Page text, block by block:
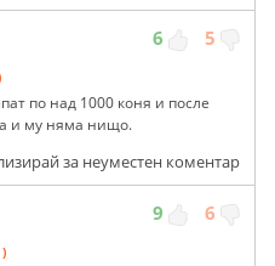
6 5
по над 1000 коня и после
и му няма нищо.
за неуместен коментар
9 6